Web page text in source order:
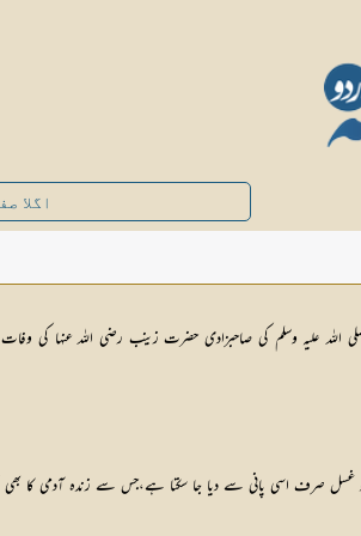
اگلا
علیہ وسلم کی صاحبزادی حضرت زینب رضی اللہ عنہا کی
غسل صرف اسی پانی سے دیا جا سکتا ہے،جس سے زندہ آدمی کا بھی